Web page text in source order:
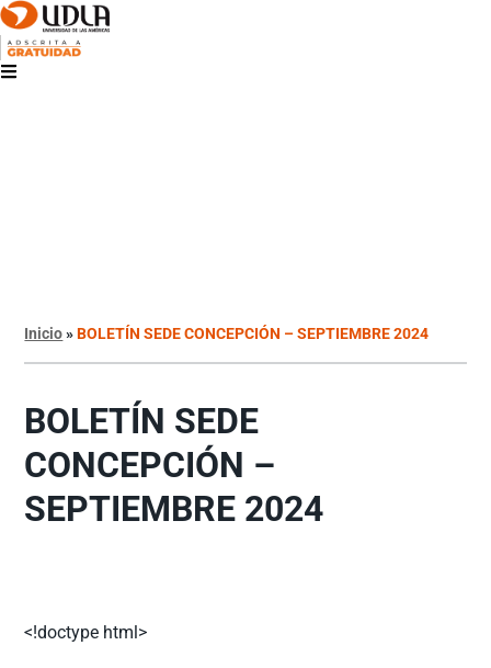
Inicio»BOLETÍN SEDE CONCEPCIÓN – SEPTIEMBRE 2024
BOLETÍN SEDE
CONCEPCIÓN –
SEPTIEMBRE 2024
<!doctype html>